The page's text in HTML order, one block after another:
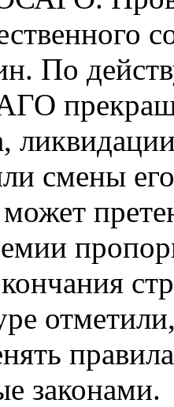
По
смены
может
законами.